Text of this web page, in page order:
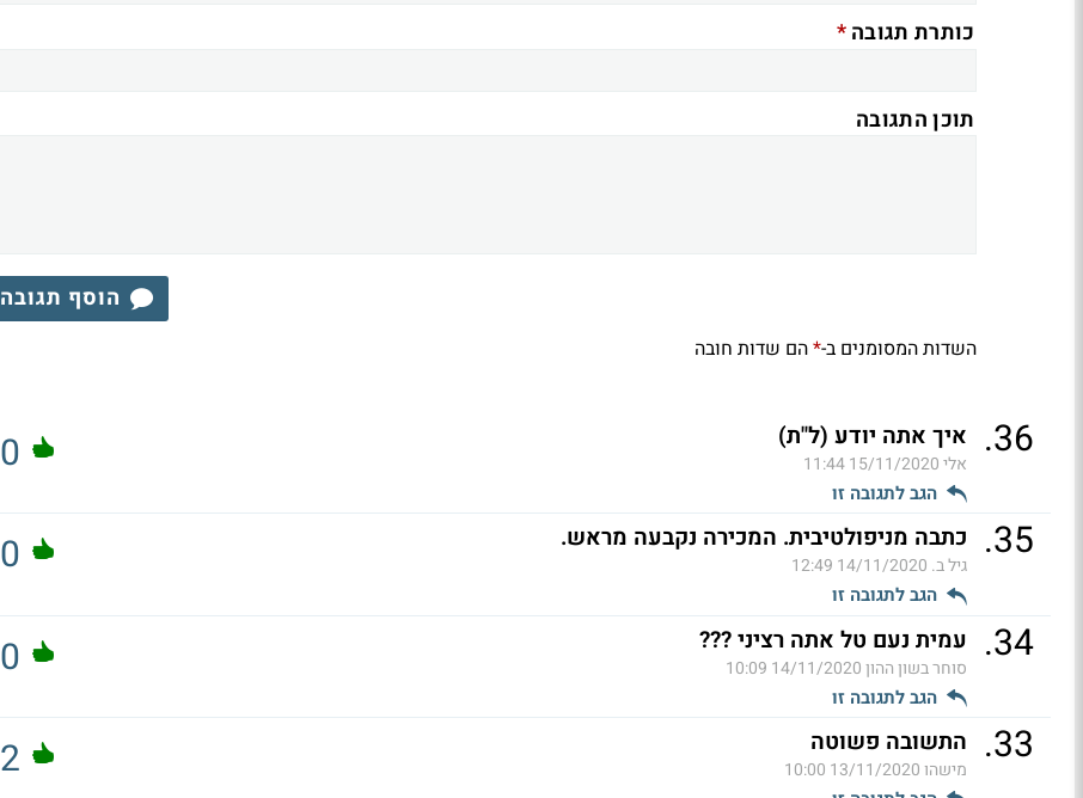
כותרת תגובה*
תוכן התגובה
הוסף תגובה
השדות המסומנים ב-*הם שדות חובה
36
. איך אתה יודע (ל"ת)
אלי15/11/2020 11:44
הגב לתגובה זו
0
35
. כתבה מניפולטיבית. המכירה נקבעה מראש.
גיל ב. 14/11/2020 12:49
הגב לתגובה זו
0
34
. עמית נעם טל אתה רציני ???
סוחר בשון ההון14/11/2020 10:09
הגב לתגובה זו
0
33
. התשובה פשוטה
מישהו13/11/2020 10:00
2